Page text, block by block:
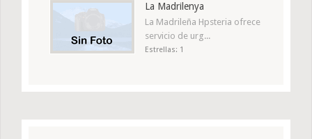
La Madrilenya
La Madrileña Hpsteria ofrece
servicio de urg...
Estrellas: 1